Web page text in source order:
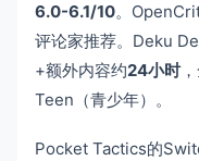
6.0-6.1/10。
评论家推荐。Deku
+额外内容约24小时
Teen（青少年）。
Pocket Tactics的